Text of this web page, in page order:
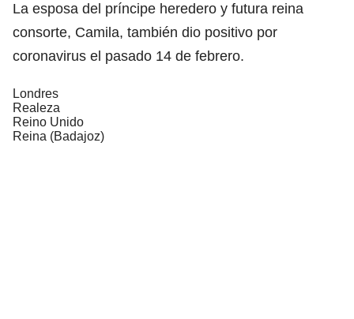
La esposa del príncipe heredero y futura reina
consorte, Camila, también dio positivo por
coronavirus el pasado 14 de febrero.
Londres
Realeza
Reino Unido
Reina (Badajoz)